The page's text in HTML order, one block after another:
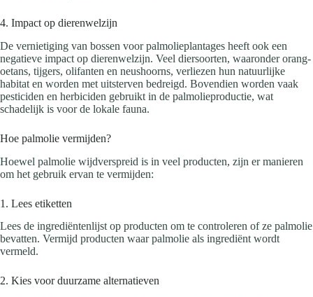
4. Impact op dierenwelzijn
De vernietiging van bossen voor palmolieplantages heeft ook een
negatieve impact op dierenwelzijn. Veel diersoorten, waaronder orang-
oetans, tijgers, olifanten en neushoorns, verliezen hun natuurlijke
habitat en worden met uitsterven bedreigd. Bovendien worden vaak
pesticiden en herbiciden gebruikt in de palmolieproductie, wat
schadelijk is voor de lokale fauna.
Hoe palmolie vermijden?
Hoewel palmolie wijdverspreid is in veel producten, zijn er manieren
om het gebruik ervan te vermijden:
1. Lees etiketten
Lees de ingrediëntenlijst op producten om te controleren of ze palmolie
bevatten. Vermijd producten waar palmolie als ingrediënt wordt
vermeld.
2. Kies voor duurzame alternatieven